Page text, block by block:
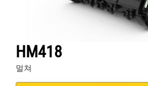
HM418
멀쳐